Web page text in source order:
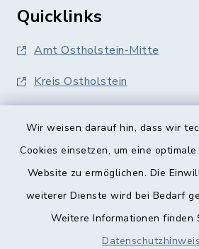
Wir weisen darauf hin, dass wir
Cookies einsetzen, um eine
Website zu ermöglichen. Die
weiterer Dienste wird bei Bedarf
Weitere Informationen finden
Quicklinks
Amt Ostholstein-Mitte
Kreis Ostholstein